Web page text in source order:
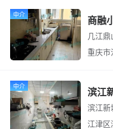
中介
商融
几江鼎
重庆市
中介
滨江
滨江新
江津区